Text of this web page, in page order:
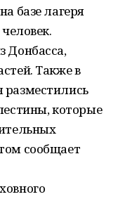
базе лагеря
Донбасса,
Также в
разместились
которые
сообщает